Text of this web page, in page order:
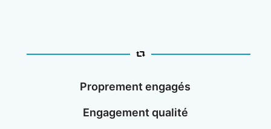
Proprement engagés
Engagement qualité